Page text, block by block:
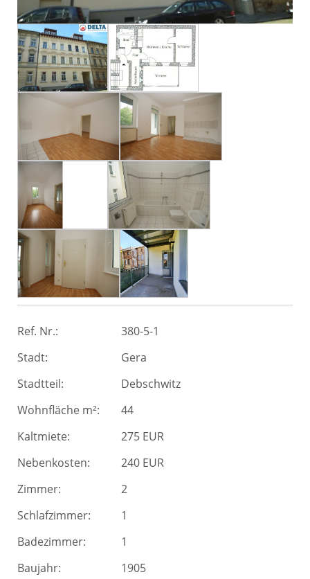
Ref. Nr.:
380-5-1
Stadt:
Gera
Stadtteil:
Debschwitz
Wohnfläche m²:
44
Kaltmiete:
275 EUR
Nebenkosten:
240 EUR
Zimmer:
2
Schlafzimmer:
1
Badezimmer:
1
Baujahr:
1905